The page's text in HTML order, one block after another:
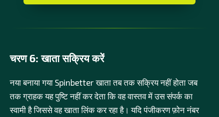
चरण 6: खाता सक्रिय करें
नया बनाया गया Spinbetter खाता तब तक सक्रिय नहीं होता जब
तक ग्राहक यह पुष्टि नहीं कर देता कि वह वास्तव में उस संपर्क का
स्वामी है जिससे वह खाता लिंक कर रहा है। यदि पंजीकरण फ़ोन नंबर